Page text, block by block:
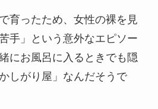
育ったため、女性の裸を見
手」という意外なエピソー
にお風呂に入るときでも隠
しがり屋」なんだそうで